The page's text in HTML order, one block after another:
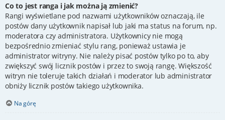
Co to jest ranga i jak można ją zmienić?
Rangi wyświetlane pod nazwami użytkowników oznaczają, ile
postów dany użytkownik napisał lub jaki ma status na forum, np.
moderatora czy administratora. Użytkownicy nie mogą
bezpośrednio zmieniać stylu rang, ponieważ ustawia je
administrator witryny. Nie należy pisać postów tylko po to, aby
zwiększyć swój licznik postów i przez to swoją rangę. Większość
witryn nie toleruje takich działań i moderator lub administrator
obniży licznik postów takiego użytkownika.
Na górę